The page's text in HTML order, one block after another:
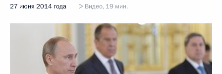
27 июня 2014 года Видео, 19 мин.